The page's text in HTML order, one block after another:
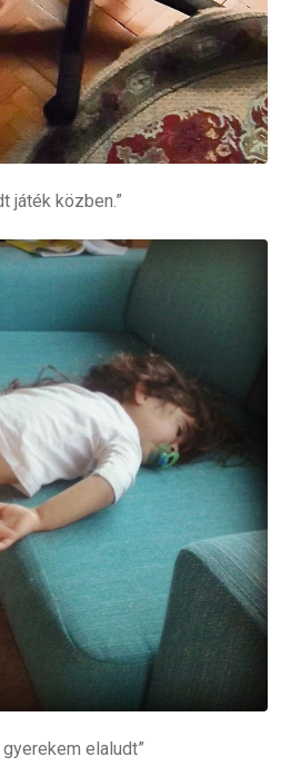
játék közben.”
elaludt”